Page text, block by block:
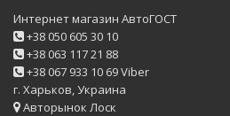
Интернет магазин АвтоГОСТ
+38 050 605 30 10
+38 063 117 21 88
+38 067 933 10 69 Viber
г. Харьков, Украина
Авторынок Лоск